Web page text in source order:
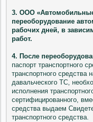
3. ООО
переоборудование
рабочих дней, в
работ.
4. После
паспорт транспортного
транспортного средства
давальческого ТС,
исполнения
сертифицированного,
средства выдаем
транспортного средства.